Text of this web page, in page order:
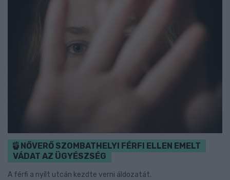
NŐVERŐ SZOMBATHELYI FÉRFI ELLEN EMELT
VÁDAT AZ ÜGYÉSZSÉG
A férfi a nyílt utcán kezdte verni áldozatát.